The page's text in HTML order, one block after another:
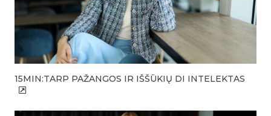
15MIN:TARP PAŽANGOS IR IŠŠŪKIŲ DI INTELEKTAS